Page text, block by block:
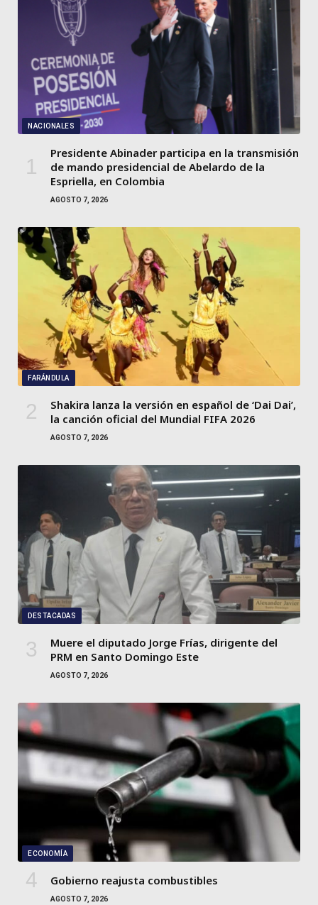
NACIONALES
Presidente Abinader participa en la transmisión
de mando presidencial de Abelardo de la
Espriella, en Colombia
AGOSTO 7, 2026
FARÁNDULA
Shakira lanza la versión en español de ‘Dai Dai’,
la canción oficial del Mundial FIFA 2026
AGOSTO 7, 2026
DESTACADAS
Muere el diputado Jorge Frías, dirigente del
PRM en Santo Domingo Este
AGOSTO 7, 2026
ECONOMÍA
Gobierno reajusta combustibles
AGOSTO 7, 2026